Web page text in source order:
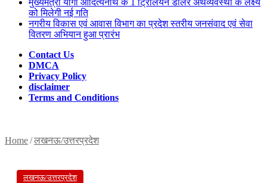
मुख्यमंत्री योगी आदित्यनाथ के 1 ट्रिलियन डॉलर अर्थव्यवस्था के लक्ष्य
को मिलेगी नई गति
नगरीय विकास एवं आवास विभाग का प्रदेश स्तरीय जनसंवाद एवं सेवा
वितरण अभियान हुआ प्रारंभ
Contact Us
DMCA
Privacy Policy
disclaimer
Terms and Conditions
Home/लखनऊ/उत्तरप्रदेश
लखनऊ/उत्तरप्रदेश